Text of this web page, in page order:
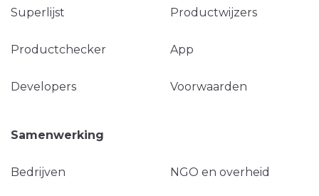
Superlijst Productwijzers
Productchecker App
Developers Voorwaarden
Samenwerking
Bedrijven NGO en overheid